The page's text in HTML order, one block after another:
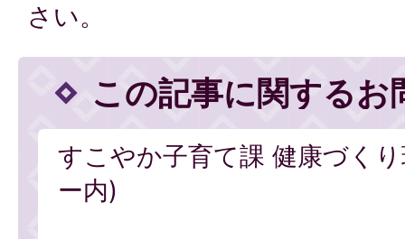
さい。
この記事に関するお
すこやか子育て課 健康づく
ー内)